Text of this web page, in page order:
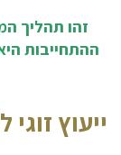
זהו תהליך
ההתחייבות
ייעוץ זוגי